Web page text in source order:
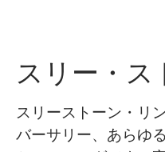
スリー・
スリーストーン・リ
バーサリー、あらゆ